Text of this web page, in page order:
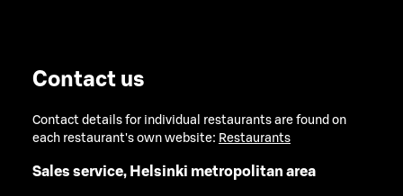
Contact us
Contact details for individual restaurants are found on
each restaurant's own website: Restaurants
Sales service, Helsinki metropolitan area